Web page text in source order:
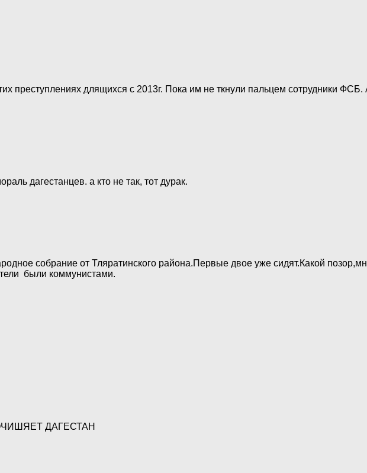
длящихся с 2013г. Пока им не ткнули пальцем сотрудники ФСБ.
дагестанцев. а кто не так, тот дурак.
собрание от Тляратинского района.Первые двое уже сидят.Какой
были коммунистами.
ДАГЕСТАН